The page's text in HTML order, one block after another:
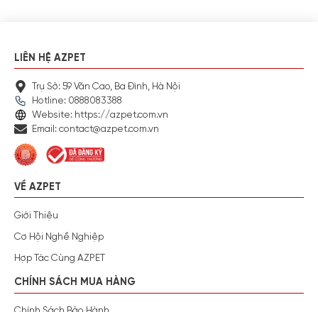
LIÊN HỆ AZPET
Trụ Sở: 59 Văn Cao, Ba Đình, Hà Nội
Hotline: 0888083388
Website: https://azpet.com.vn
Email: contact@azpet.com.vn
VỀ AZPET
Giới Thiệu
Cơ Hội Nghề Nghiệp
Hợp Tác Cùng AZPET
CHÍNH SÁCH MUA HÀNG